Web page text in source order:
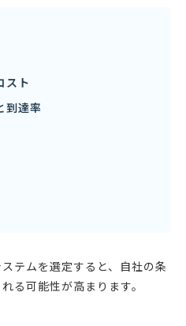
スト
到達率
テムを選定すると、自社の条
る可能性が高まります。